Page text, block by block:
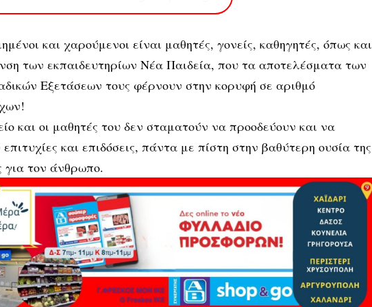
και χαρούμενοι είναι μαθητές, γονείς, καθηγητές, όπως και
των εκπαιδευτηρίων Νέα Παιδεία, που τα αποτελέσματα των
Εξετάσεων τους φέρνουν στην κορυφή σε αριθμό
και οι μαθητές του δεν σταματούν να προοδεύουν και να
και επιδόσεις, πάντα με πίστη στην βαθύτερη ουσία της
για τον άνθρωπο.